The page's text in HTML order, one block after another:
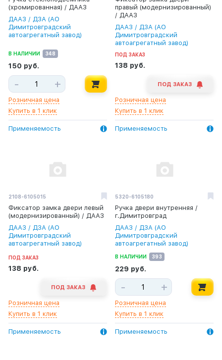
(хромированная) / ДААЗ
ДААЗ / ДЗА (АО
Димитровградский
автоагрегатный завод)
В НАЛИЧИИ 348
150 руб.
Розничная цена
Купить в 1 клик
- +
Применяемость
правый (модернизированный)
/ ДААЗ
ДААЗ / ДЗА (АО
Димитровградский
автоагрегатный завод)
ПОД ЗАКАЗ
138 руб.
Розничная цена
Купить в 1 клик
ПОД ЗАКАЗ
Применяемость
2108-6105015
Фиксатор замка двери левый
(модернизированный) / ДААЗ
ДААЗ / ДЗА (АО
Димитровградский
автоагрегатный завод)
ПОД ЗАКАЗ
138 руб.
Розничная цена
Купить в 1 клик
ПОД ЗАКАЗ
Применяемость
5320-6105180
Ручка двери внутренняя /
г.Димитровград
ДААЗ / ДЗА (АО
Димитровградский
автоагрегатный завод)
В НАЛИЧИИ 393
229 руб.
Розничная цена
Купить в 1 клик
- +
Применяемость